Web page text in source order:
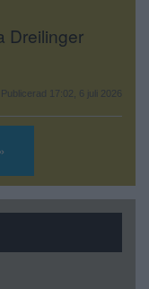
Dreilinger
Publicerad 17:02, 6 juli 2026